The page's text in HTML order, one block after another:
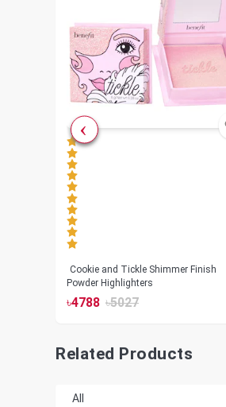
Cookie and Tickle Shimmer Finish
Powder Highlighters
৳4788 ৳5027
Related Products
All